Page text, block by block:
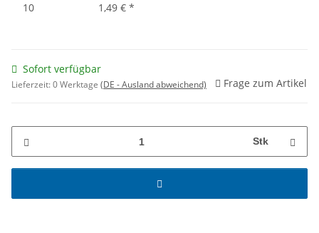
10 1,49 € *
Sofort verfügbar
Lieferzeit:0 Werktage (DE - Ausland abweichend) Frage zum Artikel
Stk